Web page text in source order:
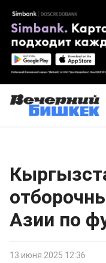
Азии по
13 июня 2025 12:36